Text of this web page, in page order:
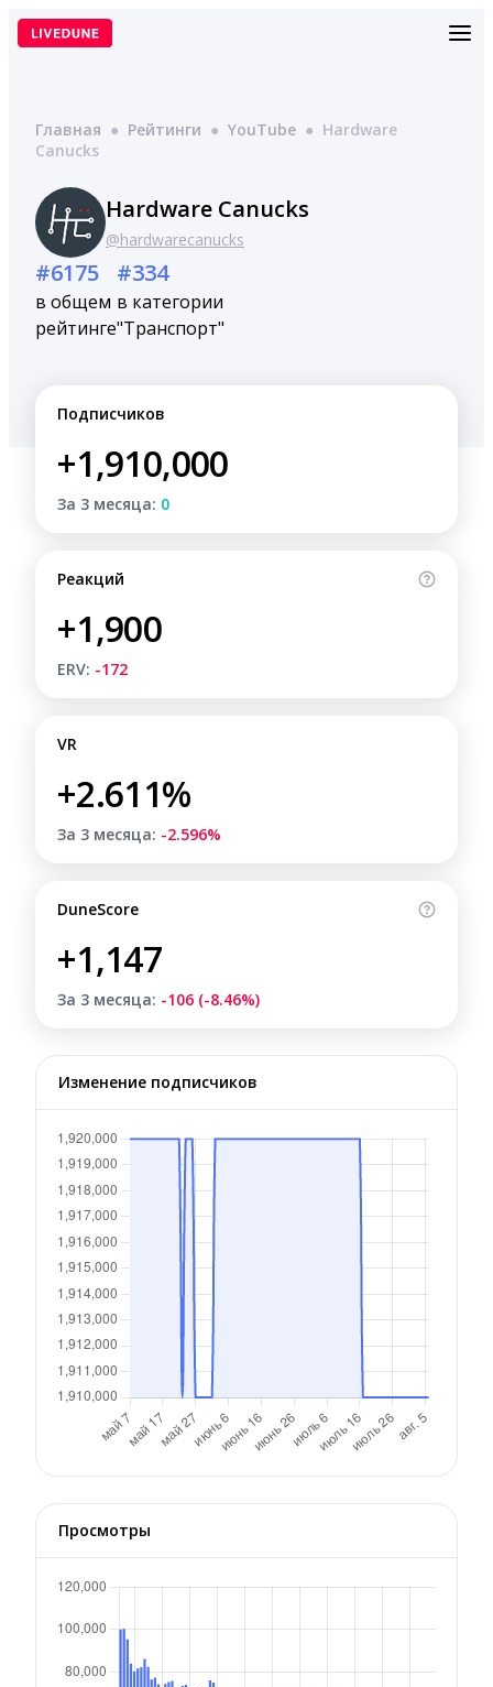
Перейти
Главная ● Рейтинги ● YouTube ● Hardware
Canucks
Hardware Canucks
@hardwarecanucks
#6175
в общем
рейтинге
#334
в категории
"Транспорт"
Подписчиков
+1,910,000
За 3 месяца: 0
Реакций
+1,900
ERV: -172
VR
+2.611%
За 3 месяца: -2.596%
DuneScore
+1,147
За 3 месяца: -106 (-8.46%)
Изменение подписчиков
Просмотры